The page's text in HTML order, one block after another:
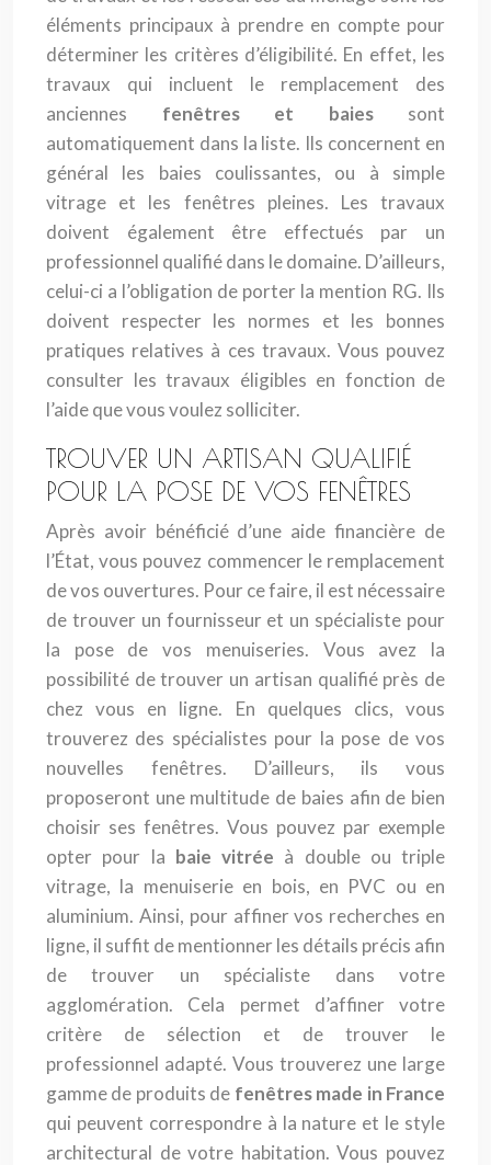
éléments principaux à prendre en compte pour
déterminer les critères d’éligibilité. En effet, les
travaux qui incluent le remplacement des
anciennes fenêtres et baiessont
automatiquement dans la liste. Ils concernent en
général les baies coulissantes, ou à simple
vitrage et les fenêtres pleines. Les travaux
doivent également être effectués par un
professionnel qualifié dans le domaine. D’ailleurs,
celui-ci a l’obligation de porter la mention RG. Ils
doivent respecter les normes et les bonnes
pratiques relatives à ces travaux. Vous pouvez
consulter les travaux éligibles en fonction de
l’aide que vous voulez solliciter.
TROUVER UN ARTISAN QUALIFIÉ
POUR LA POSE DE VOS FENÊTRES
Après avoir bénéficié d’une aide financière de
l’État, vous pouvez commencer le remplacement
de vos ouvertures. Pour ce faire, il est nécessaire
de trouver un fournisseur et un spécialiste pour
la pose de vos menuiseries. Vous avez la
possibilité de trouver un artisan qualifié près de
chez vous en ligne. En quelques clics, vous
trouverez des spécialistes pour la pose de vos
nouvelles fenêtres. D’ailleurs, ils vous
proposeront une multitude de baies afin de bien
choisir ses fenêtres. Vous pouvez par exemple
opter pour la baie vitrée à double ou triple
vitrage, la menuiserie en bois, en PVC ou en
aluminium. Ainsi, pour affiner vos recherches en
ligne, il suffit de mentionner les détails précis afin
de trouver un spécialiste dans votre
agglomération. Cela permet d’affiner votre
critère de sélection et de trouver le
professionnel adapté. Vous trouverez une large
gamme de produits de fenêtres made in France
qui peuvent correspondre à la nature et le style
architectural de votre habitation. Vous pouvez